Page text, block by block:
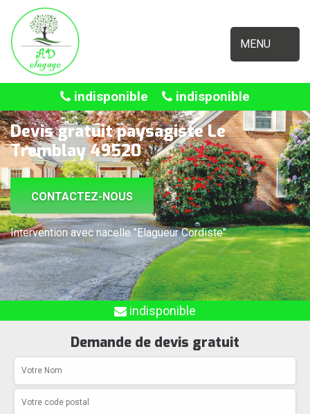
MENU
indisponible indisponible
Devis gratuit paysagiste Le
Tremblay 49520
CONTACTEZ-NOUS
Intervention avec nacelle "Elagueur Cordiste"
indisponible
Demande de devis gratuit